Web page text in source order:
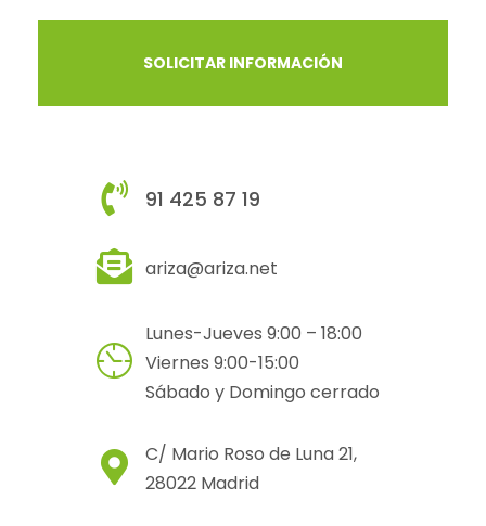
91 425 87 19
ariza@ariza.net
Lunes-Jueves 9:00 – 18:00
Viernes 9:00-15:00
Sábado y Domingo cerrado
C/ Mario Roso de Luna 21,
28022 Madrid